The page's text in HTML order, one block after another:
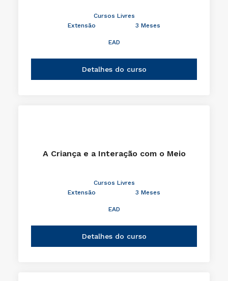
Cursos Livres
Extensão
3 Meses
EAD
Detalhes do curso
A Criança e a Interação com o Meio
Cursos Livres
Extensão
3 Meses
EAD
Detalhes do curso